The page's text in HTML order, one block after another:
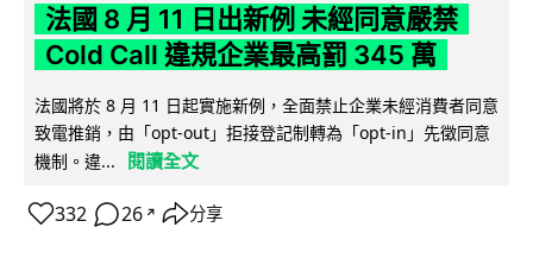
法國 8 月 11 日出新例 未經同意嚴禁
Cold Call 違規企業最高罰 345 萬
法國將於 8 月 11 日起實施新例，全面禁止企業未經消費者同意
致電推銷，由「opt-out」拒接登記制轉為「opt-in」先徵同意
機制。違...
閱讀全文
332 26 ↗ 分享